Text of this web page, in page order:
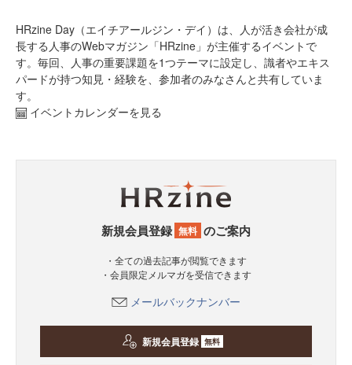
HRzine Day（エイチアールジン・デイ）は、人が活き会社が成
長する人事のWebマガジン「HRzine」が主催するイベントで
す。毎回、人事の重要課題を1つテーマに設定し、識者やエキス
パードが持つ知見・経験を、参加者のみなさんと共有していま
す。
イベントカレンダーを見る
新規会員登録 無料 のご案内
・全ての過去記事が閲覧できます
・会員限定メルマガを受信できます
メールバックナンバー
新規会員登録 無料